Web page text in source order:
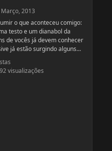
2013
testo e um dianabol da
de vocês já devem conhecer
já estão surgindo alguns
arriscar. Pedi um
10ml e um diana
visualizações